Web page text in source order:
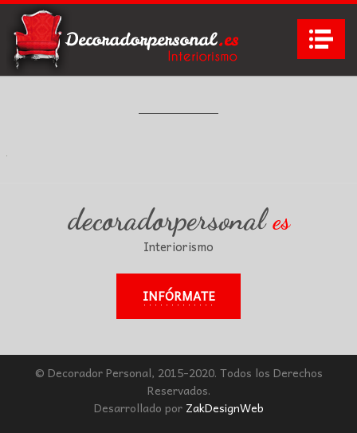
decoradorpersonales
Interiorismo
INFÓRMATE
© Decorador Personal, 2015-2020. Todos los Derechos
Reservados.
Desarrollado por ZakDesignWeb